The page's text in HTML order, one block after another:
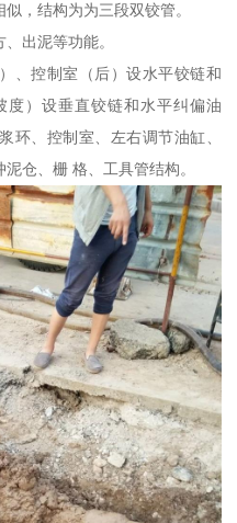
，结构为为三段双铰管。
出泥等功能。
、控制室（后）设水平铰链和
）设垂直铰链和水平纠偏油
环、控制室、左右调节油缸、
仓、栅 格、工具管结构。